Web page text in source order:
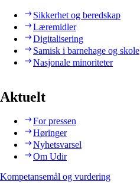
Sikkerhet og beredskap
Læremidler
Digitalisering
Samisk i barnehage og skole
Nasjonale minoriteter
Aktuelt
For pressen
Høringer
Nyhetsvarsel
Om Udir
Kompetansemål og vurdering